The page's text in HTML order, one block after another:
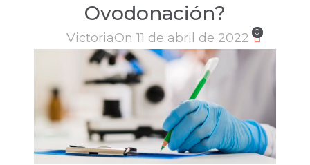
Ovodonación?
VictoriaOn 11 de abril de 2022 0